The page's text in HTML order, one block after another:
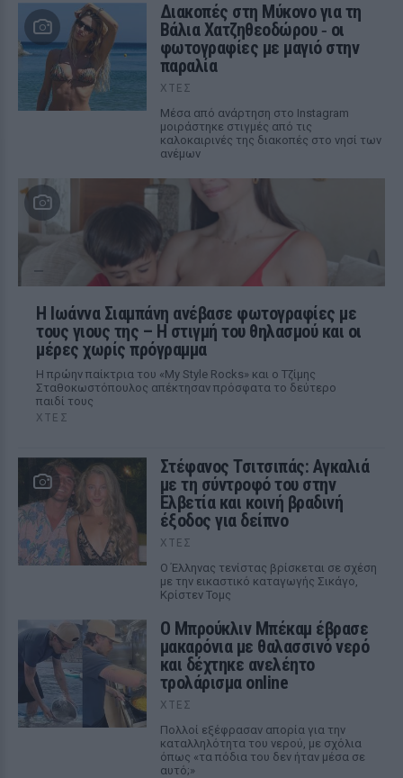
Διακοπές στη Μύκονο για τη
Βάλια Χατζηθεοδώρου ‑ οι
φωτογραφίες με μαγιό στην
παραλία
ΧΤΕΣ
Μέσα από ανάρτηση στο Instagram
μοιράστηκε στιγμές από τις
καλοκαιρινές της διακοπές στο νησί των
ανέμων
H Ιωάννα Σιαμπάνη ανέβασε φωτογραφίες με
τους γιους της – Η στιγμή του θηλασμού και οι
μέρες χωρίς πρόγραμμα
Η πρώην παίκτρια του «My Style Rocks» και ο Τζίμης
Σταθοκωστόπουλος απέκτησαν πρόσφατα το δεύτερο
παιδί τους
ΧΤΕΣ
Στέφανος Τσιτσιπάς: Αγκαλιά
με τη σύντροφό του στην
Ελβετία και κοινή βραδινή
έξοδος για δείπνο
ΧΤΕΣ
Ο Έλληνας τενίστας βρίσκεται σε σχέση
με την εικαστικό καταγωγής Σικάγο,
Κρίστεν Τομς
Ο Μπρούκλιν Μπέκαμ έβρασε
μακαρόνια με θαλασσινό νερό
και δέχτηκε ανελέητο
τρολάρισμα online
ΧΤΕΣ
Πολλοί εξέφρασαν απορία για την
καταλληλότητα του νερού, με σχόλια
όπως «τα πόδια του δεν ήταν μέσα σε
αυτό;»